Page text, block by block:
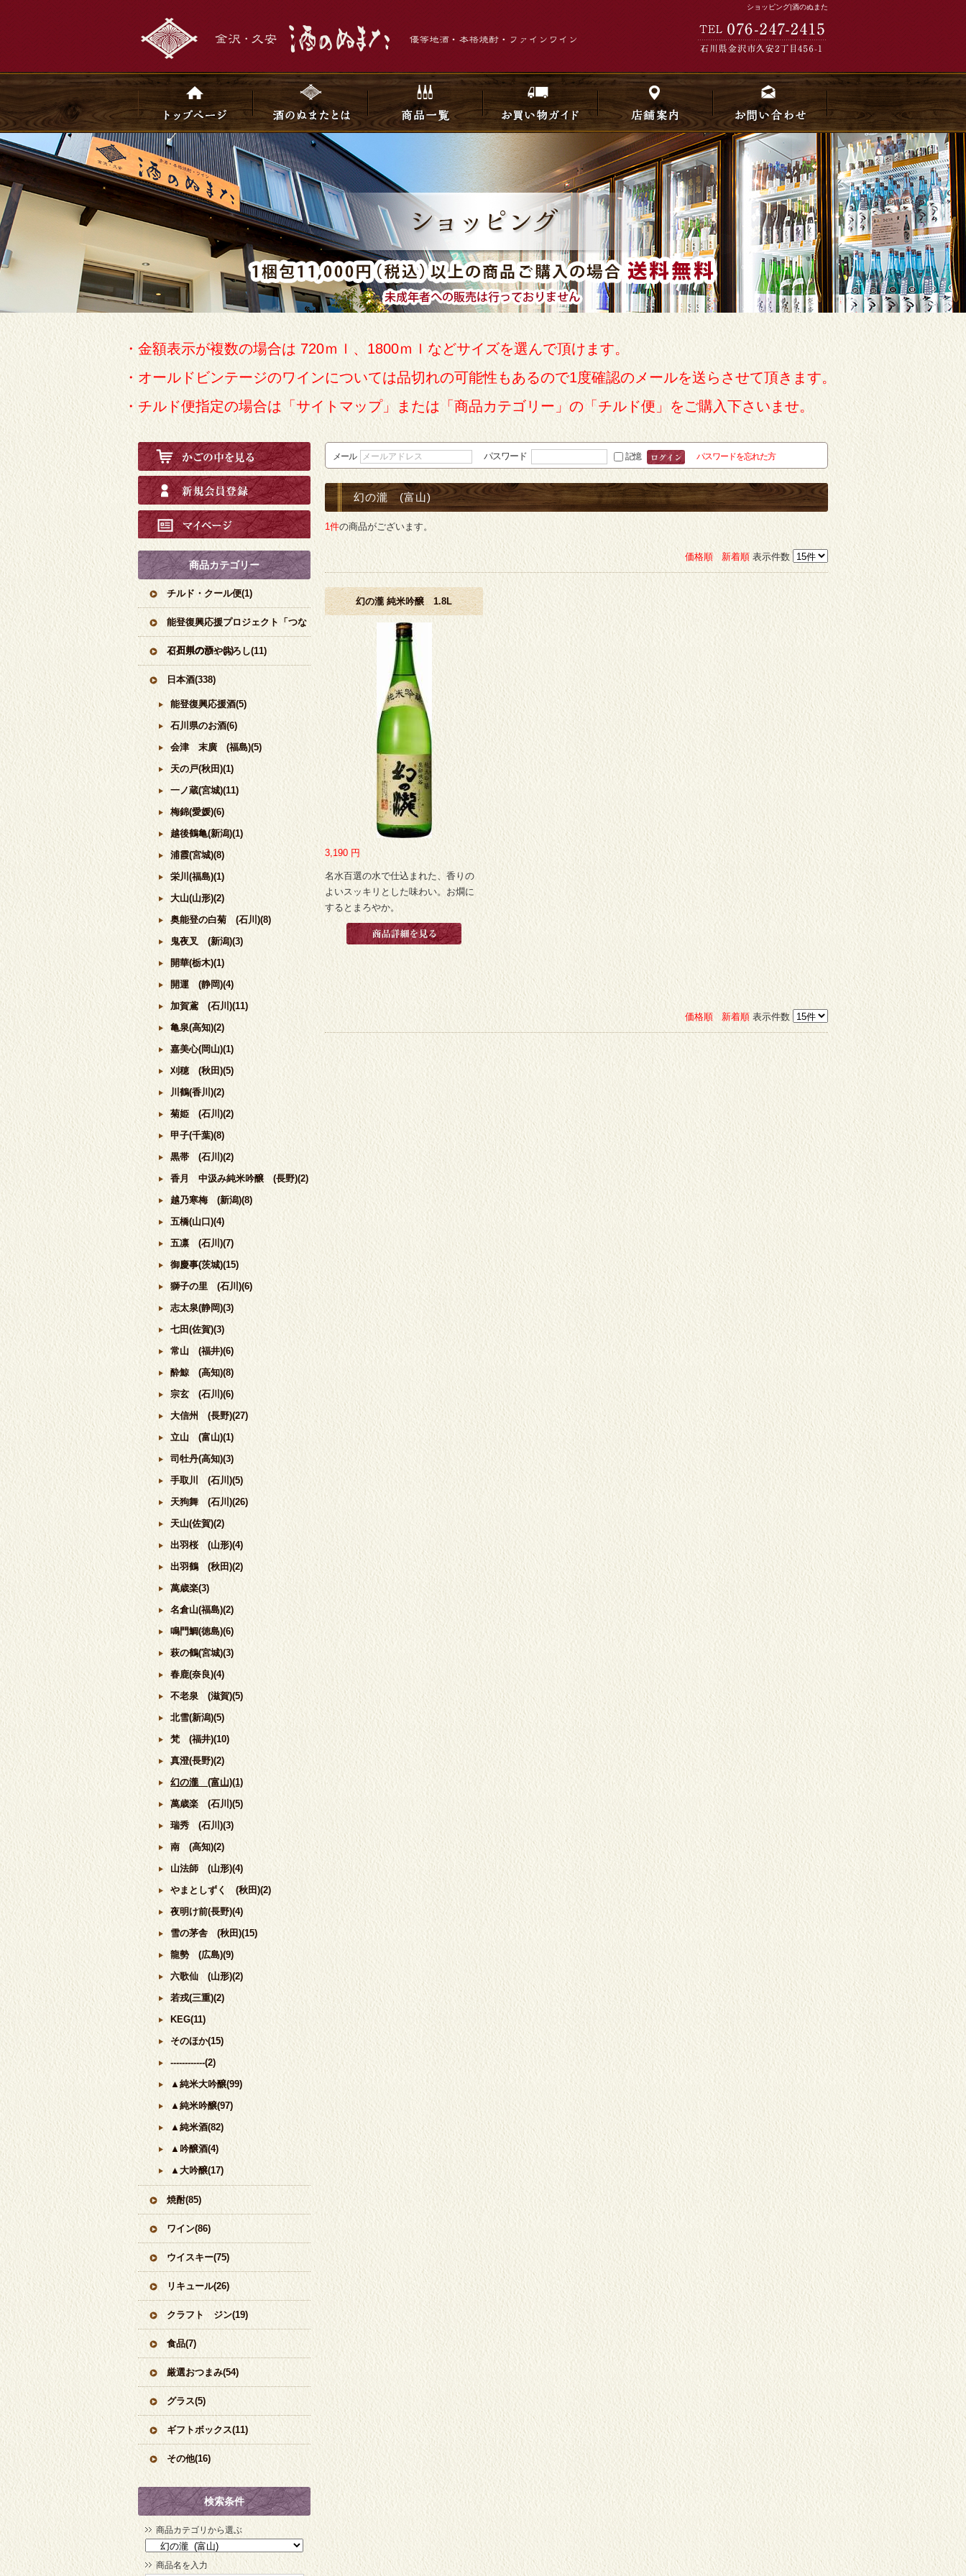
ショッピング|酒のぬまた
・金額表示が複数の場合は 720ｍｌ、1800ｍｌなどサイズを選んで頂けます。
・オールドビンテージのワインについては品切れの可能性もあるので1度確認のメールを送らさせて頂きます。
・チルド便指定の場合は「サイトマップ」または「商品カテゴリー」の「チルド便」をご購入下さいませ。
商品カテゴリー
チルド・クール便(1)
能登復興応援プロジェクト「つな
ぐ石川の酒」(1)
石川県のひやおろし(11)
日本酒(338)
能登復興応援酒(5)
石川県のお酒(6)
会津 末廣 (福島)(5)
天の戸(秋田)(1)
一ノ蔵(宮城)(11)
梅錦(愛媛)(6)
越後鶴亀(新潟)(1)
浦霞(宮城)(8)
栄川(福島)(1)
大山(山形)(2)
奥能登の白菊 (石川)(8)
鬼夜叉 (新潟)(3)
開華(栃木)(1)
開運 (静岡)(4)
加賀鳶 (石川)(11)
亀泉(高知)(2)
嘉美心(岡山)(1)
刈穂 (秋田)(5)
川鶴(香川)(2)
菊姫 (石川)(2)
甲子(千葉)(8)
黒帯 (石川)(2)
香月 中汲み純米吟醸 (長野)(2)
越乃寒梅 (新潟)(8)
五橋(山口)(4)
五凛 (石川)(7)
御慶事(茨城)(15)
獅子の里 (石川)(6)
志太泉(静岡)(3)
七田(佐賀)(3)
常山 (福井)(6)
酔鯨 (高知)(8)
宗玄 (石川)(6)
大信州 (長野)(27)
立山 (富山)(1)
司牡丹(高知)(3)
手取川 (石川)(5)
天狗舞 (石川)(26)
天山(佐賀)(2)
出羽桜 (山形)(4)
出羽鶴 (秋田)(2)
萬歳楽(3)
名倉山(福島)(2)
鳴門鯛(徳島)(6)
萩の鶴(宮城)(3)
春鹿(奈良)(4)
不老泉 (滋賀)(5)
北雪(新潟)(5)
梵 (福井)(10)
真澄(長野)(2)
幻の瀧 (富山)(1)
萬歳楽 (石川)(5)
瑞秀 (石川)(3)
南 (高知)(2)
山法師 (山形)(4)
やまとしずく (秋田)(2)
夜明け前(長野)(4)
雪の茅舎 (秋田)(15)
龍勢 (広島)(9)
六歌仙 (山形)(2)
若戎(三重)(2)
KEG(11)
そのほか(15)
------------(2)
▲純米大吟醸(99)
▲純米吟醸(97)
▲純米酒(82)
▲吟醸酒(4)
▲大吟醸(17)
焼酎(85)
ワイン(86)
ウイスキー(75)
リキュール(26)
クラフト ジン(19)
食品(7)
厳選おつまみ(54)
グラス(5)
ギフトボックス(11)
その他(16)
検索条件
商品カテゴリから選ぶ
商品名を入力
メール パスワード 記憶 パスワードを忘れた方
幻の瀧 (富山)
1件の商品がございます。
価格順 新着順 表示件数
幻の瀧 純米吟醸 1.8L
3,190 円
名水百選の水で仕込まれた、香りの
よいスッキリとした味わい。お燗に
するとまろやか。
価格順 新着順 表示件数